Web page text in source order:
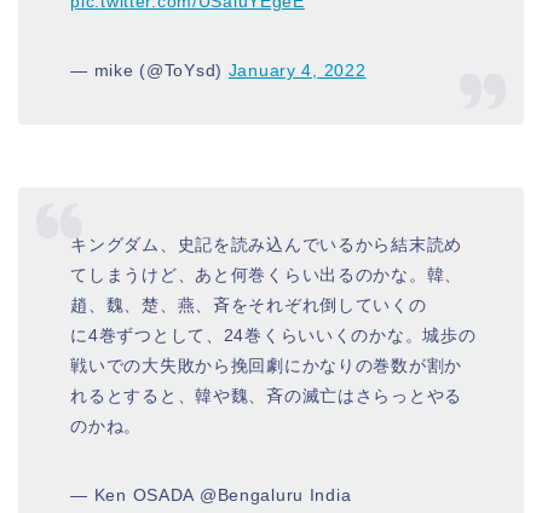
— mike (@ToYsd) January 4, 2022
キングダム、史記を読み込んでいるから結末読め
てしまうけど、あと何巻くらい出るのかな。韓、
趙、魏、楚、燕、斉をそれぞれ倒していくの
に4巻ずつとして、24巻くらいいくのかな。城歩の
戦いでの大失敗から挽回劇にかなりの巻数が割か
れるとすると、韓や魏、斉の滅亡はさらっとやる
のかね。
— Ken OSADA @Bengaluru India